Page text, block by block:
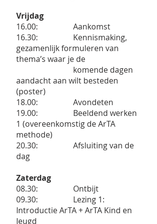
Vrijdag
16.00: Aankomst
16.30: Kennismaking,
gezamenlijk formuleren van
thema’s waar je de
komende dagen
aandacht aan wilt besteden
(poster)
18.00: Avondeten
19.00: Beeldend werken
1 (overeenkomstig de ArTA
methode)
20.30: Afsluiting van de
dag
Zaterdag
08.30: Ontbijt
09.30: Lezing 1:
Introductie ArTA + ArTA Kind en
Jeugd